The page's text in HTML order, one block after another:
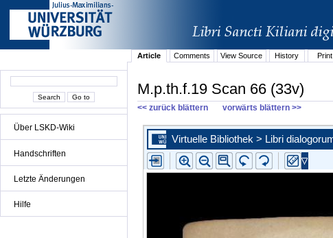
Über LSKD-Wiki
Handschriften
Letzte Änderungen
Hilfe
Article
Comments View Source History Print
M.p.th.f.19 Scan 66 (33v)
<< zurück blättern vorwärts blättern >>